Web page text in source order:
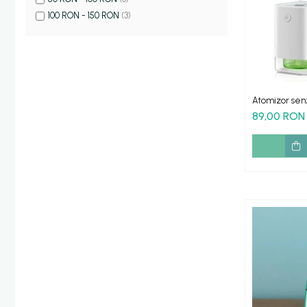
Furtun dus
Para dus
100 RON - 150 RON (3)
Atomizor
vapori alcool
89,00 RON